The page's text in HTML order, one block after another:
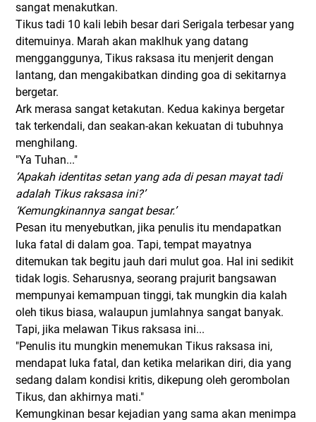
sangat menakutkan.
Tikus tadi 10 kali lebih besar dari Serigala terbesar yang
ditemuinya. Marah akan maklhuk yang datang
mengganggunya, Tikus raksasa itu menjerit dengan
lantang, dan mengakibatkan dinding goa di sekitarnya
bergetar.
Ark merasa sangat ketakutan. Kedua kakinya bergetar
tak terkendali, dan seakan-akan kekuatan di tubuhnya
menghilang.
"Ya Tuhan..."
‘Apakah identitas setan yang ada di pesan mayat tadi
adalah Tikus raksasa ini?’
‘Kemungkinannya sangat besar.’
Pesan itu menyebutkan, jika penulis itu mendapatkan
luka fatal di dalam goa. Tapi, tempat mayatnya
ditemukan tak begitu jauh dari mulut goa. Hal ini sedikit
tidak logis. Seharusnya, seorang prajurit bangsawan
mempunyai kemampuan tinggi, tak mungkin dia kalah
oleh tikus biasa, walaupun jumlahnya sangat banyak.
Tapi, jika melawan Tikus raksasa ini...
"Penulis itu mungkin menemukan Tikus raksasa ini,
mendapat luka fatal, dan ketika melarikan diri, dia yang
sedang dalam kondisi kritis, dikepung oleh gerombolan
Tikus, dan akhirnya mati."
Kemungkinan besar kejadian yang sama akan menimpa